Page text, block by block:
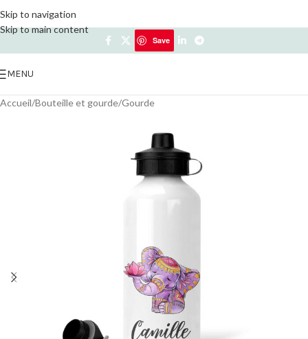
Skip to navigation
Skip to main content
Save
MENU
Accueil/Bouteille et gourde/Gourde